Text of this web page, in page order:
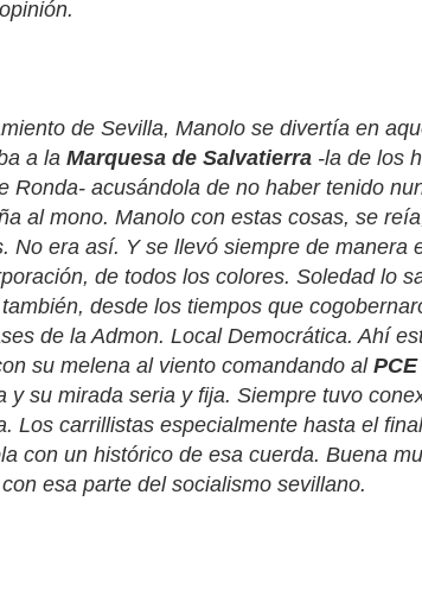
de Sevilla, Manolo se divertía en
a la Marquesa de Salvatierra -la de los
Ronda- acusándola de no haber tenido
al mono. Manolo con estas cosas, se
No era así. Y se llevó siempre de manera
de todos los colores. Soledad lo
también, desde los tiempos que
de la Admon. Local Democrática. Ahí
su melena al viento comandando al PCE
y su mirada seria y fija. Siempre tuvo
Los carrillistas especialmente hasta el
con un histórico de esa cuerda. Buena
esa parte del socialismo sevillano.